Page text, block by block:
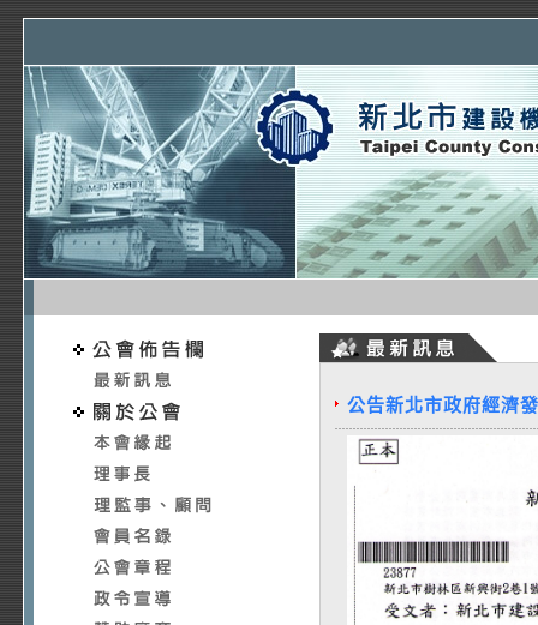
公告新北市政府經濟